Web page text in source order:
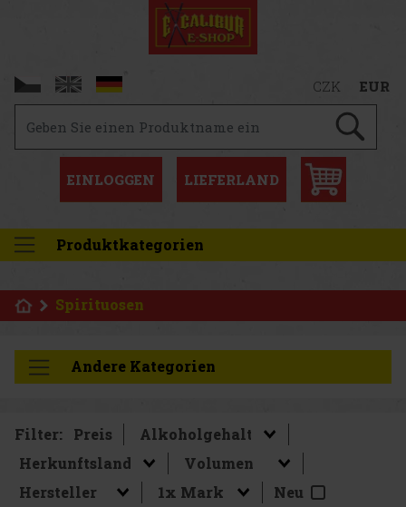
CZK EUR
EINLOGGEN LIEFERLAND
Produktkategorien
Spirituosen
Andere Kategorien
Filter: Preis
Neu